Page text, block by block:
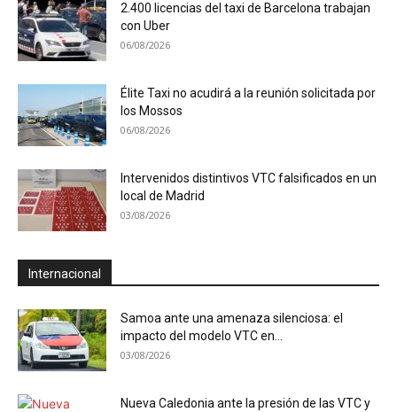
2.400 licencias del taxi de Barcelona trabajan
con Uber
06/08/2026
Élite Taxi no acudirá a la reunión solicitada por
los Mossos
06/08/2026
Intervenidos distintivos VTC falsificados en un
local de Madrid
03/08/2026
Internacional
Samoa ante una amenaza silenciosa: el
impacto del modelo VTC en...
03/08/2026
Nueva Caledonia ante la presión de las VTC y